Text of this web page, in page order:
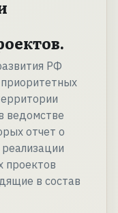
РФ
ведомстве
отчет о
проектов
в состав